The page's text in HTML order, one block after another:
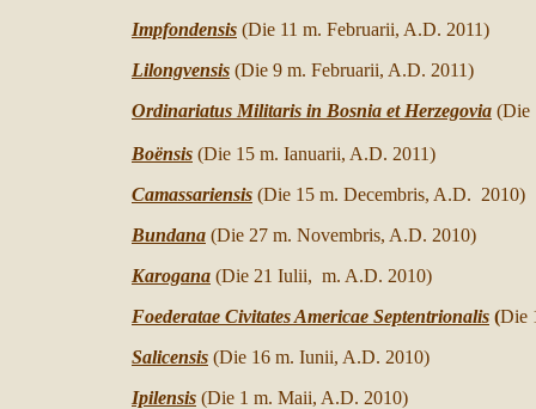
Impfondensis (Die 11 m. Februarii, A.D. 2011)
Lilongvensis (Die 9 m. Februarii, A.D. 2011)
Ordinariatus Militaris in Bosnia et Herzegovia (Die
Boënsis (Die 15 m. Ianuarii, A.D. 2011)
Camassariensis (Die 15 m. Decembris, A.D. 2010)
Bundana (Die 27 m. Novembris, A.D. 2010)
Karogana (Die 21 Iulii, m. A.D. 2010)
Foederatae Civitates Americae Septentrionalis (Die
Salicensis (Die 16 m. Iunii, A.D. 2010)
Ipilensis (Die 1 m. Maii, A.D. 2010)